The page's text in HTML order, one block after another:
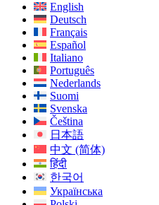
English
Deutsch
Français
Español
Italiano
Português
Nederlands
Suomi
Svenska
Čeština
日本語
中文 (简体)
हिंदी
한국어
Українська